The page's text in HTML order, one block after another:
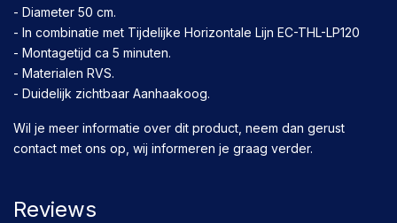
- Diameter 50 cm.
- In combinatie met Tijdelijke Horizontale Lijn EC-THL-LP120
- Montagetijd ca 5 minuten.
- Materialen RVS.
- Duidelijk zichtbaar Aanhaakoog.
Wil je meer informatie over dit product, neem dan gerust
contact met ons op, wij informeren je graag verder.
Reviews